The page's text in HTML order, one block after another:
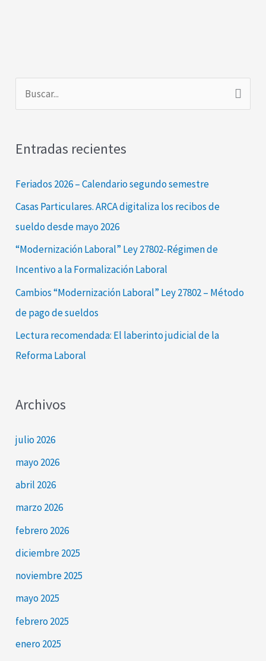
c
a
Entradas recientes
Feriados 2026 – Calendario segundo semestre
Casas Particulares. ARCA digitaliza los recibos de
sueldo desde mayo 2026
“Modernización Laboral” Ley 27802-Régimen de
Incentivo a la Formalización Laboral
Cambios “Modernización Laboral” Ley 27802 – Método
de pago de sueldos
Lectura recomendada: El laberinto judicial de la
Reforma Laboral
Archivos
julio 2026
mayo 2026
abril 2026
marzo 2026
febrero 2026
diciembre 2025
noviembre 2025
mayo 2025
febrero 2025
enero 2025